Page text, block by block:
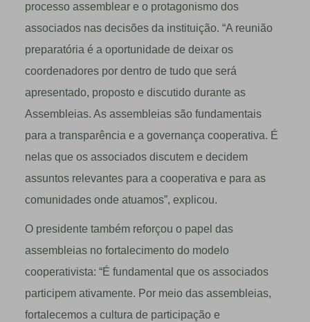
processo assemblear e o protagonismo dos
associados nas decisões da instituição. “A reunião
preparatória é a oportunidade de deixar os
coordenadores por dentro de tudo que será
apresentado, proposto e discutido durante as
Assembleias. As assembleias são fundamentais
para a transparência e a governança cooperativa. É
nelas que os associados discutem e decidem
assuntos relevantes para a cooperativa e para as
comunidades onde atuamos”, explicou.
O presidente também reforçou o papel das
assembleias no fortalecimento do modelo
cooperativista: “É fundamental que os associados
participem ativamente. Por meio das assembleias,
fortalecemos a cultura de participação e